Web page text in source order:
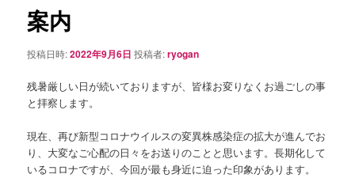
ョ
ン
案内
投稿日時:2022年9月6日 投稿者:ryogan
残暑厳しい日が続いておりますが、皆様お変りなくお過ごしの事
と拝察します。
現在、再び新型コロナウイルスの変異株感染症の拡大が進んでお
り、大変なご心配の日々をお送りのことと思います。長期化して
いるコロナですが、今回が最も身近に迫った印象があります。